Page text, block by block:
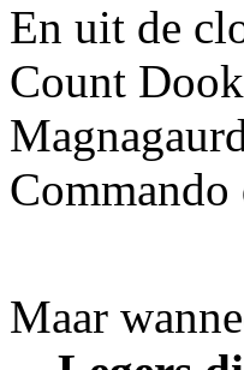
En uit de
Count
Commando
Maar